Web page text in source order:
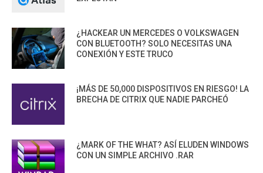
¿HACKEAR UN MERCEDES O VOLKSWAGEN
CON BLUETOOTH? SOLO NECESITAS UNA
CONEXIÓN Y ESTE TRUCO
¡MÁS DE 50,000 DISPOSITIVOS EN RIESGO! LA
BRECHA DE CITRIX QUE NADIE PARCHEÓ
¿MARK OF THE WHAT? ASÍ ELUDEN WINDOWS
CON UN SIMPLE ARCHIVO .RAR